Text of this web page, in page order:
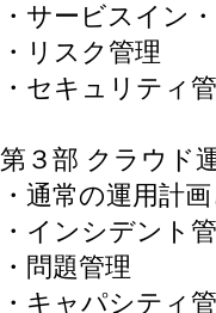
・サービスイン
・リスク管理
・セキュリティ
第３部 クラウド
・通常の運用計
・インシデント
・問題管理
・キャパシティ